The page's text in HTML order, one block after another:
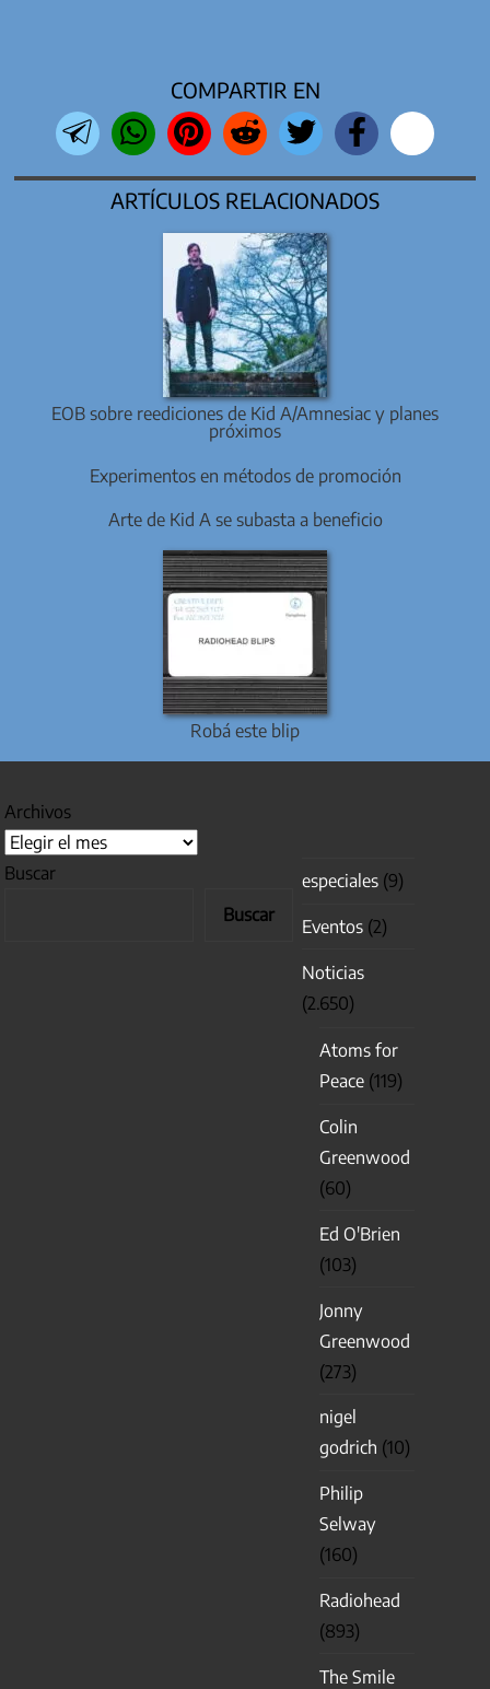
COMPARTIR EN
ARTÍCULOS RELACIONADOS
EOB sobre reediciones de Kid A/Amnesiac y planes
próximos
Experimentos en métodos de promoción
Arte de Kid A se subasta a beneficio
Robá este blip
Archivos
Buscar
Buscar
especiales (9)
Eventos (2)
Noticias
(2.650)
Atoms for
Peace (119)
Colin
Greenwood
(60)
Ed O'Brien
(103)
Jonny
Greenwood
(273)
nigel
godrich (10)
Philip
Selway
(160)
Radiohead
(893)
The Smile